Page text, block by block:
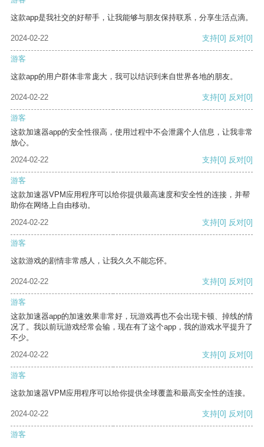
这款app是我社交的好帮手，让我能够与朋友保持联系，分享生活点滴。
2024-02-22 支持[0] 反对[0]
游客
这款app的用户群体非常庞大，我可以结识到来自世界各地的朋友。
2024-02-22 支持[0] 反对[0]
游客
这款加速器app的安全性很高，使用过程中不会泄露个人信息，让我非常
放心。
2024-02-22
支持[0] 反对[0]
游客
这款加速器VPM应用程序可以给你提供最高速度和安全性的连接，并帮
助你在网络上自由移动。
2024-02-22
支持[0] 反对[0]
游客
这款游戏的剧情非常感人，让我久久不能忘怀。
2024-02-22 支持[0] 反对[0]
游客
这款加速器app的加速效果非常好，玩游戏再也不会出现卡顿、掉线的情
况了。我以前玩游戏经常会输，现在有了这个app，我的游戏水平提升了
不少。
2024-02-22
支持[0] 反对[0]
游客
这款加速器VPM应用程序可以给你提供全球覆盖和最高安全性的连接。
2024-02-22 支持[0] 反对[0]
游客